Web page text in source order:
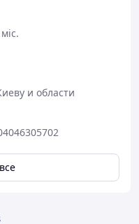
душ, а більш
и области